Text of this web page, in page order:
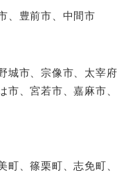
、豊前市、中間市
城市、宗像市、太宰府
市、宮若市、嘉麻市、
町、篠栗町、志免町、